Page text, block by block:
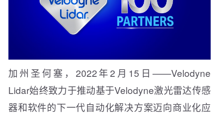
加州圣何塞，2022年2月15日——Velodyne
Lidar始终致力于推动基于Velodyne激光雷达传感
器和软件的下一代自动化解决方案迈向商业化应